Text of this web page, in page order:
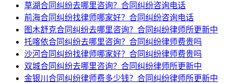
草湖合同纠纷去哪里咨询？合同纠纷咨询电话
前海合同纠纷找律师哪家好？合同纠纷咨询电话
图木舒克合同纠纷去哪里咨询？合同纠纷律师所更新中
托喀依合同纠纷去哪里咨询？合同纠纷律师费贵吗
沙河合同纠纷找律师哪家好？合同纠纷律师费贵吗
双城合同纠纷去哪里咨询？合同纠纷律师所更新中
金银川合同纠纷律师费多少钱？合同纠纷律师所更新中